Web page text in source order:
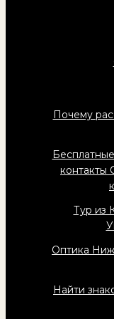
Почему
контакты
Тур из
Оптика
Найти